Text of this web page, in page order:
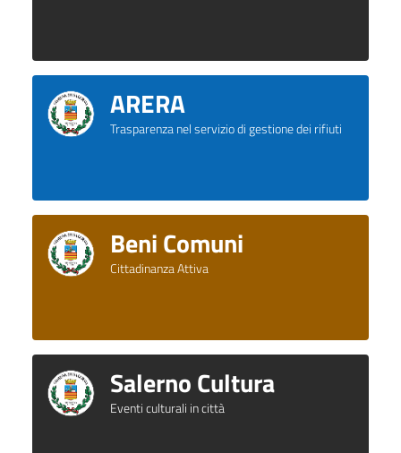
ARERA
Trasparenza nel servizio di gestione dei rifiuti
Beni Comuni
Cittadinanza Attiva
Salerno Cultura
Eventi culturali in città